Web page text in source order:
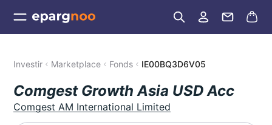
Investir Marketplace Fonds IE00BQ3D6V05
Comgest Growth Asia USD Acc
Comgest AM International Limited